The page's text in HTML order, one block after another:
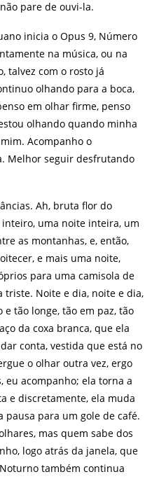
pare de ouvi-la.
inicia o Opus 9, Número
na música, ou na
talvez com o rosto já
olhando para a boca,
em olhar firme, penso
olhando quando minha
Acompanho o
Melhor seguir desfrutando
Ah, bruta flor do
uma noite inteira, um
as montanhas, e, então,
e mais uma noite,
para uma camisola de
triste. Noite e dia, noite e dia,
tão longe, tão em paz, tão
da coxa branca, que ela
conta, vestida que está no
o olhar outra vez, ergo
eu acompanho; ela torna a
e discretamente, ela muda
pausa para um gole de café.
mas quem sabe dos
logo atrás da janela, que
também continua